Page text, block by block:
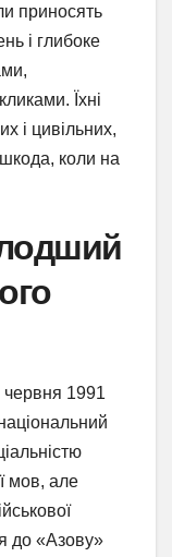
приносять
і глибоке
Їхні
і цивільних,
коли на
1991
мов, але
до «Азову»